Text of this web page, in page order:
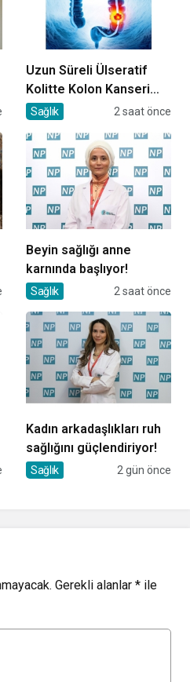
Uzun Süreli Ülseratif
Kolitte Kolon Kanseri
Riski Artıyor mu?
Sağlık 2 saat önce
Beyin sağlığı anne
karnında başlıyor!
Sağlık 2 saat önce
Kadın arkadaşlıkları ruh
sağlığını güçlendiriyor!
Sağlık 2 gün önce
Gerekli alanlar * ile